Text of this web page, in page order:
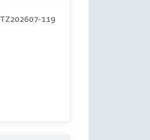
TZ202607-119